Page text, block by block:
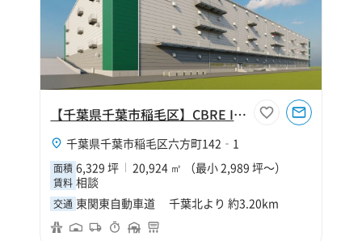
【千葉県千葉市稲毛区】CBRE IM 千葉北Ⅳ
千葉県千葉市稲毛区六方町142‐1
面積 6,329 坪 20,924 ㎡ （最小 2,989 坪～）
賃料 相談
交通 東関東自動車道 千葉北より 約3.20km